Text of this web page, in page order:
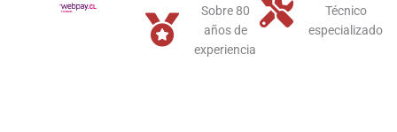
Sobre 80
años de
experiencia
Técnico
especializado